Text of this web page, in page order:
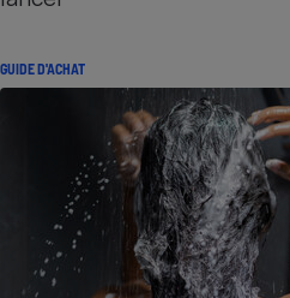
GUIDE D'ACHAT